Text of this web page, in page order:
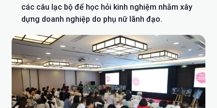
các câu lạc bộ để học hỏi kinh nghiệm nhằm xây
dựng doanh nghiệp do phụ nữ lãnh đạo.